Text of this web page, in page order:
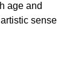
age and
sense